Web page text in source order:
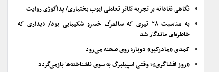
نگاهی نقادانه بر تجربه تئاتر تعاملی ایوب بختیاری/ پداگوژی روایت
به مناسبت ۲۸ تیری که سالمرگ خسرو شکیبایی بود/ دیداری که
خاطره‌ای ماندگار شد
کمدی «مادرکیو» دوباره روی صحنه می‌رود
«روز افشاگری»؛ وقتی اسپیلبرگ به سوی ناشناخته‌ها بازمی‌گردد